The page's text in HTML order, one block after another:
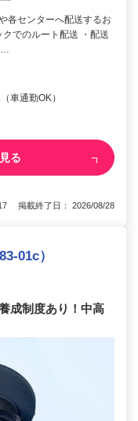
各センターへ配送するお
でのルート配送 ・配送
車通勤OK）
る
掲載終了日： 2026/08/28
01c）
成制度あり！中高